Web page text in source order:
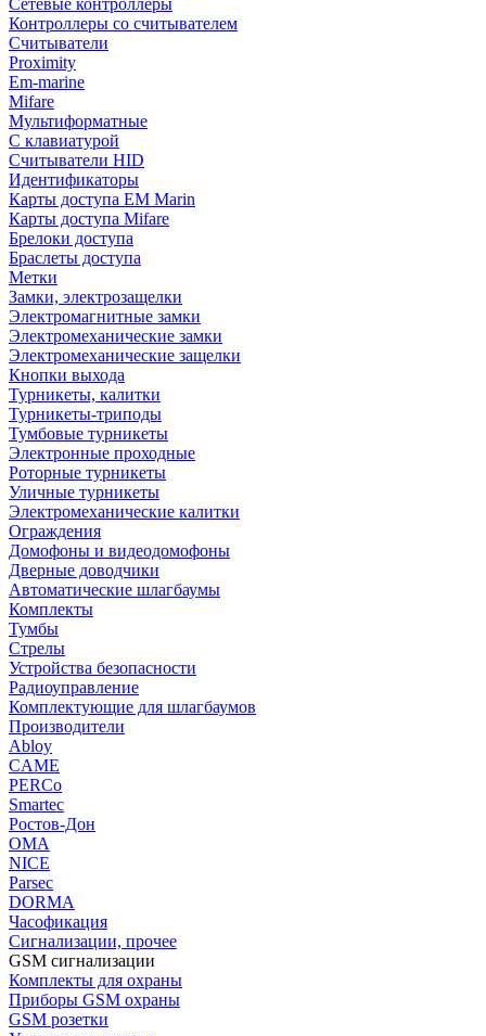
Сетевые контроллеры
Контроллеры со считывателем
Считыватели
Proximity
Em-marine
Mifare
Мультиформатные
С клавиатурой
Считыватели HID
Идентификаторы
Карты доступа EM Marin
Карты доступа Mifare
Брелоки доступа
Браслеты доступа
Метки
Замки, электрозащелки
Электромагнитные замки
Электромеханические замки
Электромеханические защелки
Кнопки выхода
Турникеты, калитки
Турникеты-триподы
Тумбовые турникеты
Электронные проходные
Роторные турникеты
Уличные турникеты
Электромеханические калитки
Ограждения
Домофоны и видеодомофоны
Дверные доводчики
Автоматические шлагбаумы
Комплекты
Тумбы
Стрелы
Устройства безопасности
Радиоуправление
Комплектующие для шлагбаумов
Производители
Abloy
CAME
PERCo
Smartec
Ростов-Дон
ОМА
NICE
Parsec
DORMA
Часофикация
Сигнализации, прочее
GSM сигнализации
Комплекты для охраны
Приборы GSM охраны
GSM розетки